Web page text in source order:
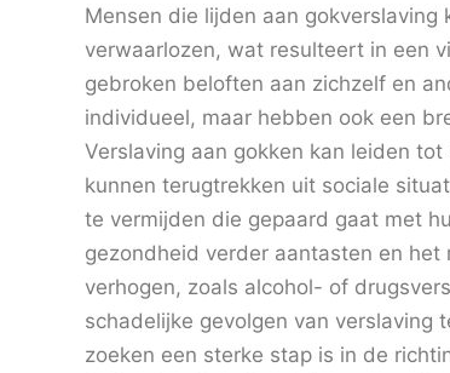
Mensen die lijden aan
verwaarlozen, wat resulteert in een
gebroken beloften aan zichzelf en
individueel, maar hebben ook een
Verslaving aan gokken kan leiden
kunnen terugtrekken uit sociale
te vermijden die gepaard gaat met
gezondheid verder aantasten en het
verhogen, zoals alcohol- of
schadelijke gevolgen van verslaving
zoeken een sterke stap is in de